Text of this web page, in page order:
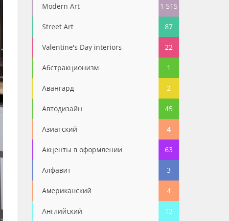
Modern Art 1 515
Street Art 87
Valentine's Day interiors 22
Абстракционизм 1
Авангард 2
Автодизайн 45
Азиатский 4
Акценты в оформлении 63
Алфавит 3
Американский 4
Английский 13